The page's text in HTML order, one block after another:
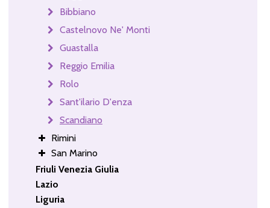
Bibbiano
Castelnovo Ne' Monti
Guastalla
Reggio Emilia
Rolo
Sant'ilario D'enza
Scandiano
Rimini
San Marino
Friuli Venezia Giulia
Lazio
Liguria